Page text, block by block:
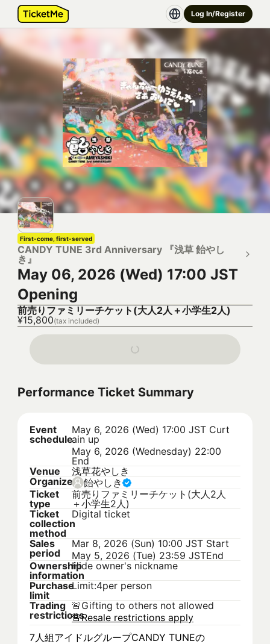
Log In/Register
First-come, first-served
CANDY TUNE 3rd Anniversary 『浅草 飴やし
き』
May 06, 2026 (Wed) 17:00 JST
Opening
前売りファミリーチケット(大人2人＋小学生2人)
¥15,800(tax included)
Performance Ticket Summary
Event
schedule
May 6, 2026 (Wed) 17:00 JST Curt
ain up
May 6, 2026 (Wednesday) 22:00
End
Venue
浅草花やしき
Organizer 飴やしき
Ticket
type
前売りファミリーチケット(大人2人
＋小学生2人)
Ticket
collection
method
Digital ticket
Sales
period
Mar 8, 2026 (Sun) 10:00 JST Start
May 5, 2026 (Tue) 23:59 JSTEnd
Ownership
information
Hide owner's nickname
Purchase
limit
Limit:4per person
Trading
restrictions
🚨Gifting to others not allowed
🚨Resale restrictions apply
7人組アイドルグループCANDY TUNEの